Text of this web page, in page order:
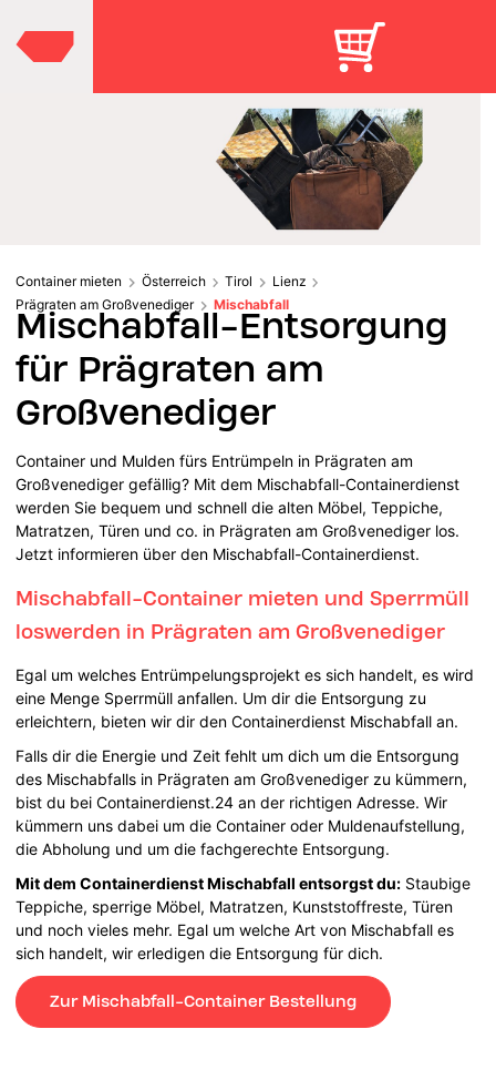
Container mieten Österreich Tirol
Lienz
Prägraten am Großvenediger
Mischabfall
Mischabfall-Entsorgung
für Prägraten am
Großvenediger
Container und Mulden fürs Entrümpeln in Prägraten am
Großvenediger gefällig? Mit dem Mischabfall-Containerdienst
werden Sie bequem und schnell die alten Möbel, Teppiche,
Matratzen, Türen und co. in Prägraten am Großvenediger los.
Jetzt informieren über den Mischabfall-Containerdienst.
Mischabfall-Container mieten und Sperrmüll
loswerden in Prägraten am Großvenediger
Egal um welches Entrümpelungsprojekt es sich handelt, es wird
eine Menge Sperrmüll anfallen. Um dir die Entsorgung zu
erleichtern, bieten wir dir den Containerdienst Mischabfall an.
Falls dir die Energie und Zeit fehlt um dich um die Entsorgung
des Mischabfalls in Prägraten am Großvenediger zu kümmern,
bist du bei Containerdienst.24 an der richtigen Adresse. Wir
kümmern uns dabei um die Container oder Muldenaufstellung,
die Abholung und um die fachgerechte Entsorgung.
Mit dem Containerdienst Mischabfall entsorgst du: Staubige
Teppiche, sperrige Möbel, Matratzen, Kunststoffreste, Türen
und noch vieles mehr. Egal um welche Art von Mischabfall es
sich handelt, wir erledigen die Entsorgung für dich.
Zur Mischabfall-Container Bestellung